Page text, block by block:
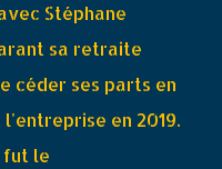
Stéphane
sa retraite
céder ses parts en
en 2019.
fut le